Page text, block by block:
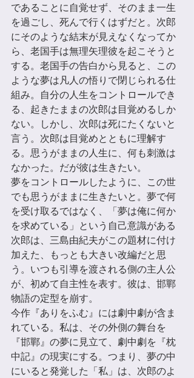
であることに⾃覚せず、そのまま一⽣
を過ごし、死んで⾏くはずだと。次郎
にそのような結末が⾒えなくなってか
ら、老国手は無理矢理彼を起こそうと
する。老国手の告白から⾒ると、この
ような夢は凡⼈の悟りで閉じられる仕
組み。⾃分の⼈⽣をコントロールでき
る、起きたままの次郎は目覚めるしか
ない。しかし、次郎は死にたくないと
言う。次郎は目覚めとともに理解す
る。思うがままの⼈⽣に、何も刺激は
なかった。だが彼は⽣きたい。
夢をコントロールしたように、この世
でも思うがままに⽣きたいと。夢で何
を受け取るではなく、「夢は俺に何か
を求めている」という⾃己意識がある
次郎は、三島由紀夫がこの題材に付け
加えた、もっとも大きい改編だと思
う。いつも引導を渡される側の主⼈公
が、初めて⾃主性を表す。彼は、邯鄲
物語の定型を崩す。
今作『ありをふむ』には劇中劇が含ま
れている。私は、その外側の舞台を
『邯鄲』の夢に⾒⽴て、劇中劇を『枕
中記』の現実にする。つまり、夢の中
にいると発覚した「私」は、次郎のよ